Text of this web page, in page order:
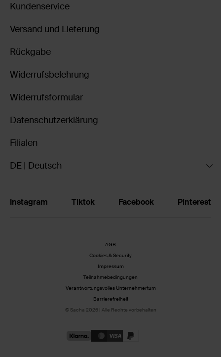
Kundenservice
Versand und Lieferung
Rückgabe
Widerrufsbelehrung
Widerrufsformular
Datenschutzerklärung
Filialen
DE | Deutsch
Instagram Tiktok Facebook Pinterest
AGB
Cookies & Security
Impressum
Teilnahmebedingungen
Verantwortungsvolles Unternehmertum
Barrierefreiheit
© Sacha 2026 | Alle Rechte vorbehalten